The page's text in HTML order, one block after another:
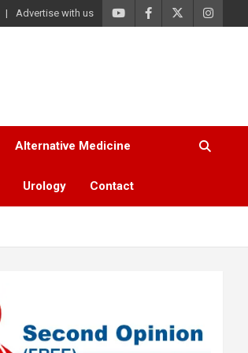
Advertise with us
Alternative Medicine
Urology Contact